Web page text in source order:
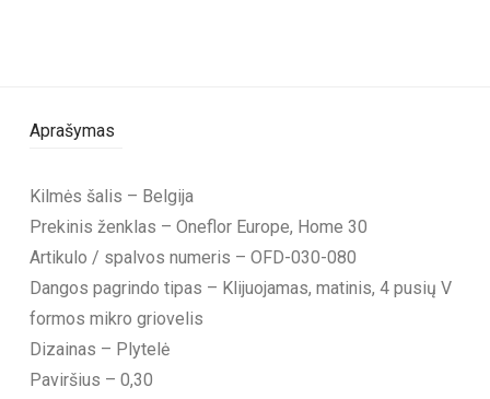
Aprašymas
Kilmės šalis – Belgija
Prekinis ženklas – Oneflor Europe, Home 30
Artikulo / spalvos numeris – OFD-030-080
Dangos pagrindo tipas – Klijuojamas, matinis, 4 pusių V
formos mikro griovelis
Dizainas – Plytelė
Paviršius – 0,30